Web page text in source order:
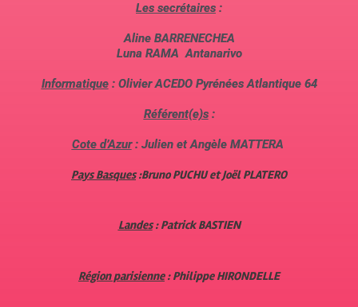
Les secrétaires :
Aline BARRENECHEA
Luna RAMA Antanarivo
Informatique: Olivier ACEDO Pyrénées Atlantique 64
Référent(e)s:
Cote d’Azur: Julien et Angèle MATTERA
Pays Basques:Bruno PUCHU et Joël PLATERO
Landes: Patrick BASTIEN
Région parisienne: Philippe HIRONDELLE